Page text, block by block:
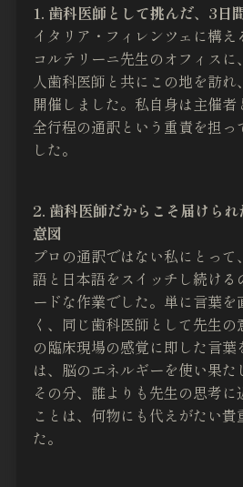
1. 歯科医師として挑んだ、3日
イタリア・フィレンツェに構え
コルテリーニ先生のオフィスに
人歯科医師と共にこの地を訪れ
開催しました。私自身は主催者
全行程の通訳という重責を担っ
した。
2. 歯科医師だからこそ届けられ
意図
プロの通訳ではない私にとっ
語と日本語をスイッチし続ける
ードな作業でした。単に言葉を
く、同じ歯科医師として先生
の臨床現場の感覚に即した言葉
は、脳のエネルギーを使い果た
その分、誰よりも先生の思考
ことは、何物にも代えがたい
た。